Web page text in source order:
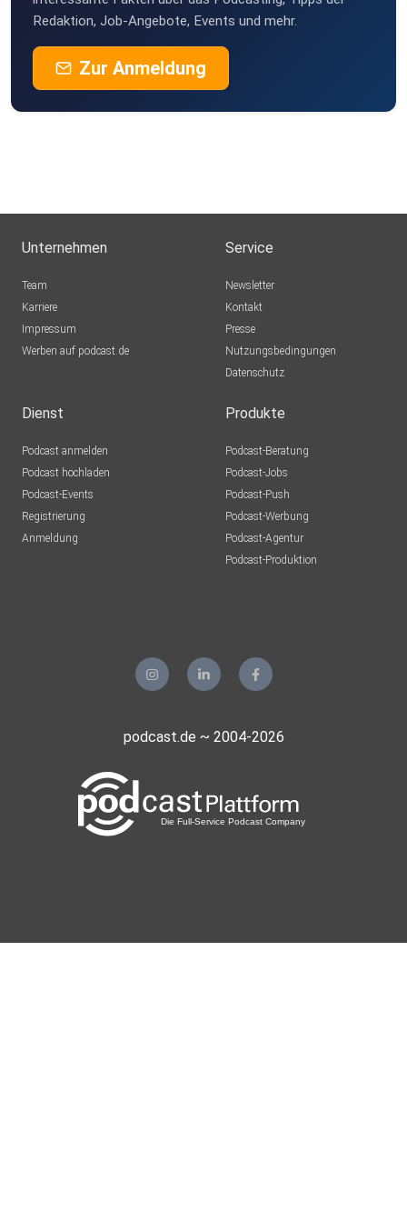
Redaktion, Job-Angebote, Events und mehr.
Zur Anmeldung
Unternehmen
Team
Karriere
Impressum
Werben auf podcast.de
Service
Newsletter
Kontakt
Presse
Nutzungsbedingungen
Datenschutz
Dienst
Podcast anmelden
Podcast hochladen
Podcast-Events
Registrierung
Anmeldung
Produkte
Podcast-Beratung
Podcast-Jobs
Podcast-Push
Podcast-Werbung
Podcast-Agentur
Podcast-Produktion
podcast.de ~ 2004-2026